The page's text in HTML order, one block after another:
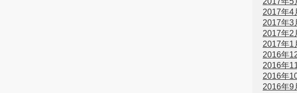
2017年4
2017年3
2017年2
2017年1
2016年
2016年
2016年
2016年9